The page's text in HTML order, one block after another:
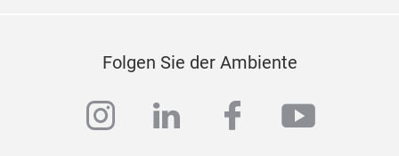
Folgen Sie der Ambiente
instagram
linkedinfacebook